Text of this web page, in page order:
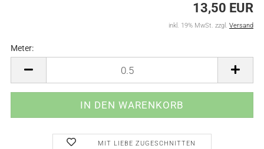
13,50 EUR
inkl. 19% MwSt. zzgl. Versand
Meter:
MIT LIEBE ZUGESCHNITTEN